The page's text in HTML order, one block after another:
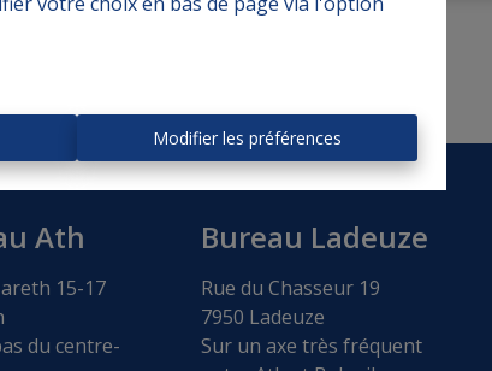
Modifier les préférences
Ath
15-17
du centre-
Bureau Ladeuze
Rue du Chasseur 19
7950 Ladeuze
Sur un axe très fréquent